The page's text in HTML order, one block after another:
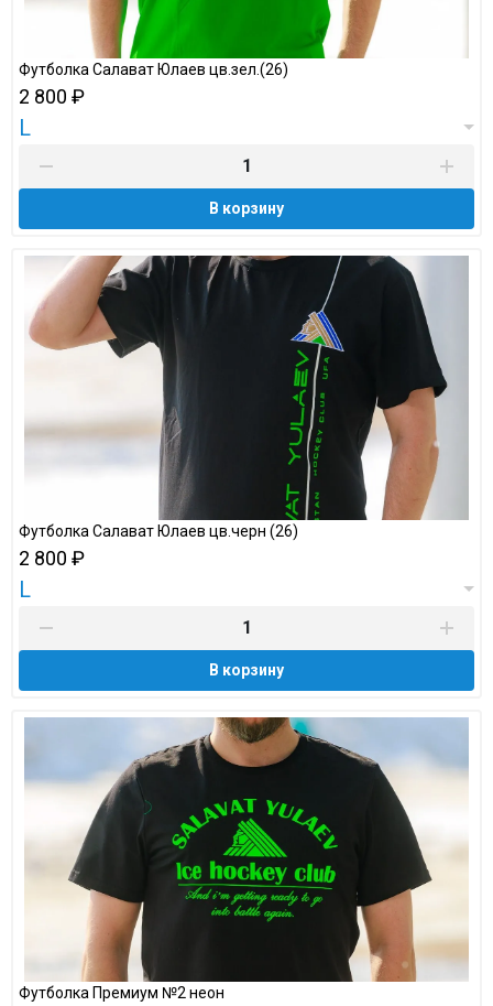
Футболка Салават Юлаев цв.зел.(26)
2 800 ₽
L
В корзину
Футболка Салават Юлаев цв.черн (26)
2 800 ₽
L
В корзину
Футболка Премиум №2 неон